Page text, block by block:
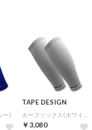
ー)
TAPE DESIGN
￥3,080